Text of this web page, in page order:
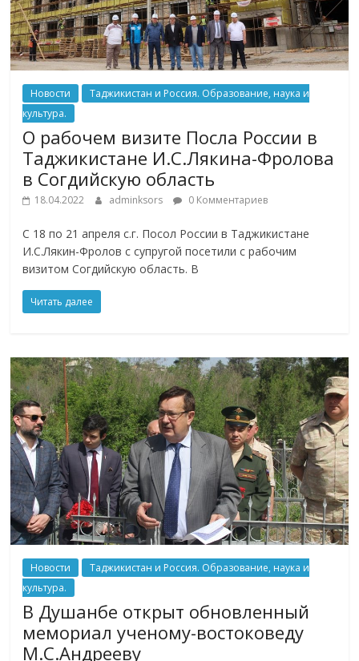
Новости
Таджикистан и Россия. Образование, наука и
культура.
О рабочем визите Посла России в
Таджикистане И.С.Лякина-Фролова
в Согдийскую область
18.04.2022 adminksors 0 Комментариев
С 18 по 21 апреля с.г. Посол России в Таджикистане
И.С.Лякин-Фролов с супругой посетили с рабочим
визитом Согдийскую область. В
Читать далее
Новости
Таджикистан и Россия. Образование, наука и
культура.
В Душанбе открыт обновленный
мемориал ученому-востоковеду
М.С.Андрееву